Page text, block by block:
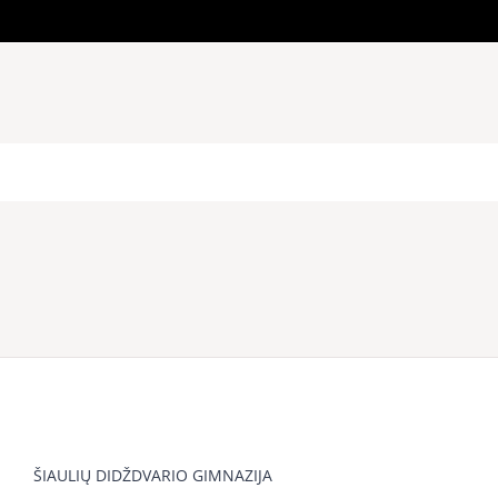
ŠIAULIŲ DIDŽDVARIO GIMNAZIJA